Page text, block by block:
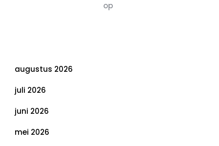
op
augustus 2026
juli 2026
juni 2026
mei 2026